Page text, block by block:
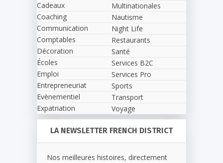
Cadeaux
Coaching
Communication
Comptables
Décoration
Écoles
Emploi
Entrepreneuriat
Evènementiel
Expatriation
Multinationales
Nautisme
Night Life
Restaurants
Santé
Services B2C
Services Pro
Sports
Transport
Voyage
LA NEWSLETTER FRENCH DISTRICT
Nos meilleures histoires, directement